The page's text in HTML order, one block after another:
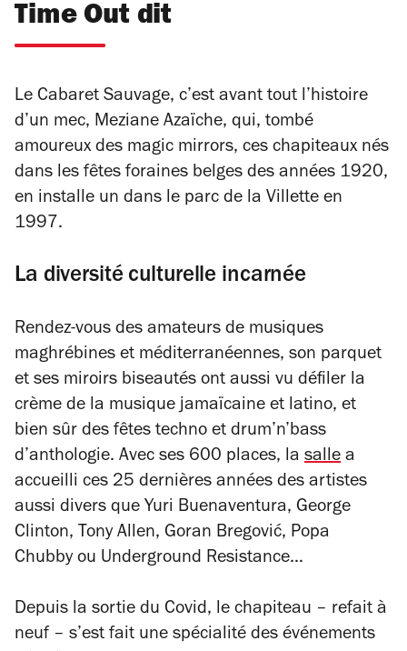
Time Out dit
Le Cabaret Sauvage, c’est avant tout l’histoire
d’un mec, Meziane Azaïche, qui, tombé
amoureux des magic mirrors, ces chapiteaux nés
dans les fêtes foraines belges des années 1920,
en installe un dans le parc de la Villette en
1997.
La diversité culturelle incarnée
Rendez-vous des amateurs de musiques
maghrébines et méditerranéennes, son parquet
et ses miroirs biseautés ont aussi vu défiler la
crème de la musique jamaïcaine et latino, et
bien sûr des fêtes techno et drum’n’bass
d’anthologie. Avec ses 600 places, la salle a
accueilli ces 25 dernières années des artistes
aussi divers que Yuri Buenaventura, George
Clinton, Tony Allen, Goran Bregović, Popa
Chubby ou Underground Resistance…
Depuis la sortie du Covid, le chapiteau – refait à
neuf – s’est fait une spécialité des événements